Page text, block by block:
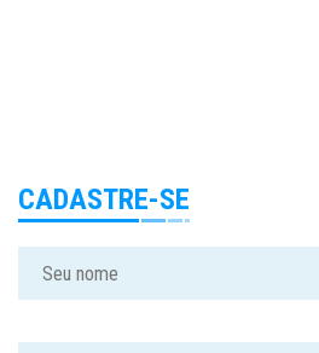
CADASTRE-SE